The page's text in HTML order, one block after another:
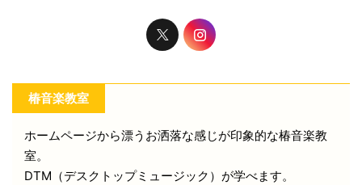
椿音楽教室
ホームページから漂うお洒落な感じが印象的な椿音楽教
室。
DTM（デスクトップミュージック）が学べます。